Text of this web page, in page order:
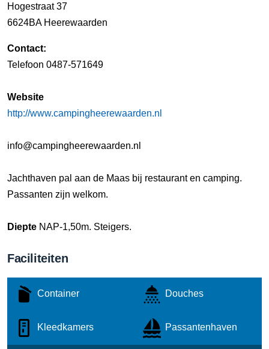
Hogestraat 37
6624BA Heerewaarden
Contact:
Telefoon 0487-571649
Website
http://www.campingheerewaarden.nl
info@campingheerewaarden.nl
Jachthaven pal aan de Maas bij restaurant en camping.
Passanten zijn welkom.
Diepte NAP-1,50m. Steigers.
Faciliteiten
Container Douches
Kleedkamers Passantenhaven